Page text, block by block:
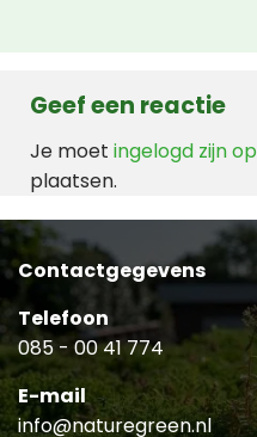
Geef een reactie
Je moet ingelogd zijn op
plaatsen.
Contactgegevens
Telefoon
085 - 00 41 774
E-mail
info@naturegreen.nl